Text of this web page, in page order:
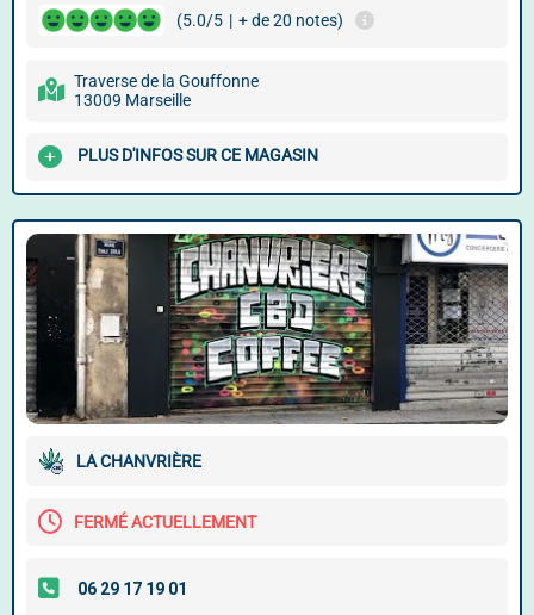
(5.0/5 | + de 20 notes)
Traverse de la Gouffonne
13009 Marseille
PLUS D'INFOS SUR CE MAGASIN
LA CHANVRIÈRE
FERMÉ ACTUELLEMENT